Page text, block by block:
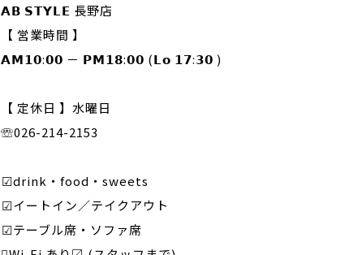
𝗔𝗕 𝗦𝗧𝗬𝗟𝗘 長野店
【 営業時間 】
𝗔𝗠𝟭𝟬:𝟬𝟬 － 𝗣𝗠𝟭𝟴:𝟬𝟬 (𝗟𝗼 𝟭𝟳:𝟯𝟬 )
【 定休日 】水曜日
☏026-214-2153⁡
︎︎︎︎☑︎drink・food・sweets
︎︎︎︎☑︎イートイン／テイクアウト
︎︎︎︎☑︎テーブル席・ソファ席